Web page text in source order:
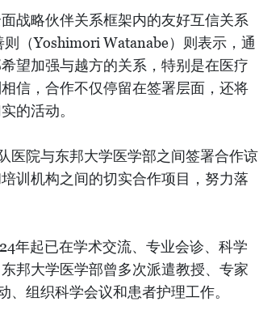
战略伙伴关系框架内的友好互信关系
（Yoshimori Watanabe）则表示，通
望加强与越方的关系，特别是在医疗
信，合作不仅停留在签署层面，还将
的活动。
医院与东邦大学医学部之间签署合作谅
训机构之间的切实合作项目，努力落
年起已在学术交流、专业会诊、科学
邦大学医学部曾多次派遣教授、专家
组织科学会议和患者护理工作。